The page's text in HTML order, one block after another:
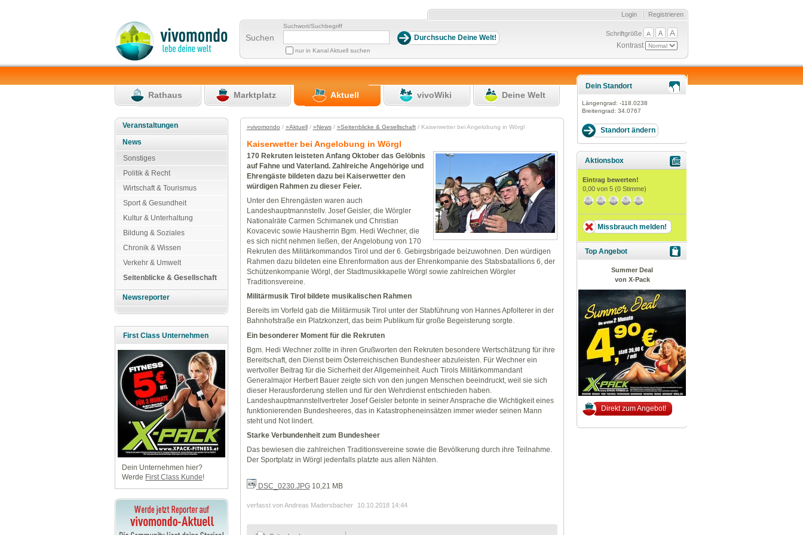
Registrieren
Login
Suchen
Suchwort/Suchbegriff
nur in Kanal Aktuell suchen
Schriftgröße
Kontrast
Rathaus Marktplatz Aktuell vivoWiki Deine Welt
Veranstaltungen
News
Sonstiges
Politik & Recht
Wirtschaft & Tourismus
Sport & Gesundheit
Kultur & Unterhaltung
Bildung & Soziales
Chronik & Wissen
Verkehr & Umwelt
Seitenblicke & Gesellschaft
Newsreporter
First Class Unternehmen
Dein Unternehmen hier?
Werde First Class Kunde!
»vivomondo / »Aktuell/ »News/ »Seitenblicke & Gesellschaft/ Kaiserwetter bei Angelobung in Wörgl
Kaiserwetter bei Angelobung in Wörgl
170 Rekruten leisteten Anfang Oktober das Gelöbnis
auf Fahne und Vaterland. Zahlreiche Angehörige und
Ehrengäste bildeten dazu bei Kaiserwetter den
würdigen Rahmen zu dieser Feier.
Unter den Ehrengästen waren auch
Landeshauptmannstellv. Josef Geisler, die Wörgler
Nationalräte Carmen Schimanek und Christian
Kovacevic sowie Hausherrin Bgm. Hedi Wechner, die
es sich nicht nehmen ließen, der Angelobung von 170
Rekruten des Militärkommandos Tirol und der 6. Gebirgsbrigade beizuwohnen. Den würdigen
Rahmen dazu bildeten eine Ehrenformation aus der Ehrenkompanie des Stabsbatallions 6, der
Schützenkompanie Wörgl, der Stadtmusikkapelle Wörgl sowie zahlreichen Wörgler
Traditionsvereine.
Militärmusik Tirol bildete musikalischen Rahmen
Bereits im Vorfeld gab die Militärmusik Tirol unter der Stabführung von Hannes Apfolterer in der
Bahnhofstraße ein Platzkonzert, das beim Publikum für große Begeisterung sorgte.
Ein besonderer Moment für die Rekruten
Bgm. Hedi Wechner zollte in ihren Grußworten den Rekruten besondere Wertschätzung für ihre
Bereitschaft, den Dienst beim Österreichischen Bundesheer abzuleisten. Für Wechner ein
wertvoller Beitrag für die Sicherheit der Allgemeinheit. Auch Tirols Militärkommandant
Generalmajor Herbert Bauer zeigte sich von den jungen Menschen beeindruckt, weil sie sich
dieser Herausforderung stellen und für den Wehrdienst entschieden haben.
Landeshauptmannstellvertreter Josef Geisler betonte in seiner Ansprache die Wichtigkeit eines
funktionierenden Bundesheeres, das in Katastropheneinsätzen immer wieder seinen Mann
steht und Not lindert.
Starke Verbundenheit zum Bundesheer
Das bewiesen die zahlreichen Traditionsvereine sowie die Bevölkerung durch ihre Teilnahme.
Der Sportplatz in Wörgl jedenfalls platzte aus allen Nähten.
DSC_0230.JPG10,21 MB
verfasst von Andreas Madersbacher 10.10.2018 14:44
Dein Standort
Längengrad: -118.0238
Breitengrad: 34.0767
Aktionsbox
Eintrag bewerten!
0,00 von 5 (0 Stimme)
Missbrauch melden!
Top Angebot
Summer Deal
von X-Pack
Direkt zum Angebot!